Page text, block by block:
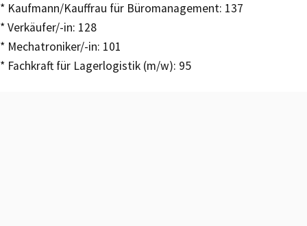
* Kaufmann/Kauffrau für Büromanagement: 137
* Verkäufer/-in: 128
* Mechatroniker/-in: 101
* Fachkraft für Lagerlogistik (m/w): 95